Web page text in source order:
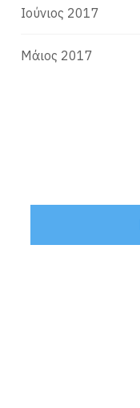
Ιούνιος 2017
Μάιος 2017